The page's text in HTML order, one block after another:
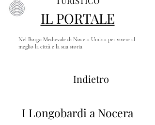
IL PORTALE
Nel Borgo Medievale di Nocera Umbra per vivere al
meglio la città e la sua storia
Indietro
I Longobardi a Nocera